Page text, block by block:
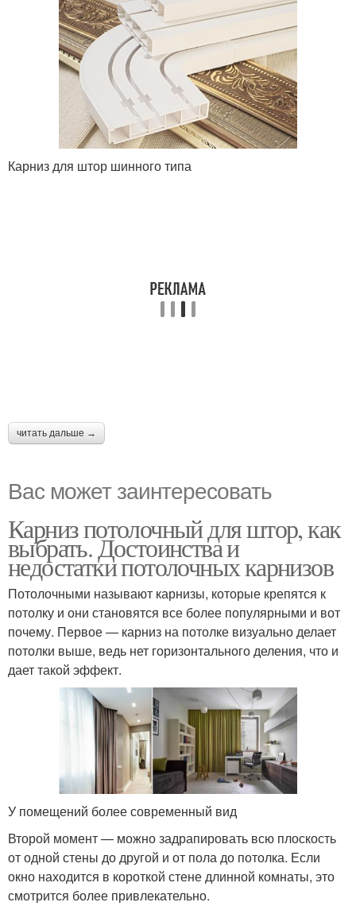
Карниз для штор шинного типа
читать дальше →
Вас может заинтересовать
Карниз потолочный для штор, как
выбрать. Достоинства и
недостатки потолочных карнизов
Потолочными называют карнизы, которые крепятся к
потолку и они становятся все более популярными и вот
почему. Первое — карниз на потолке визуально делает
потолки выше, ведь нет горизонтального деления, что и
дает такой эффект.
У помещений более современный вид
Второй момент — можно задрапировать всю плоскость
от одной стены до другой и от пола до потолка. Если
окно находится в короткой стене длинной комнаты, это
смотрится более привлекательно.